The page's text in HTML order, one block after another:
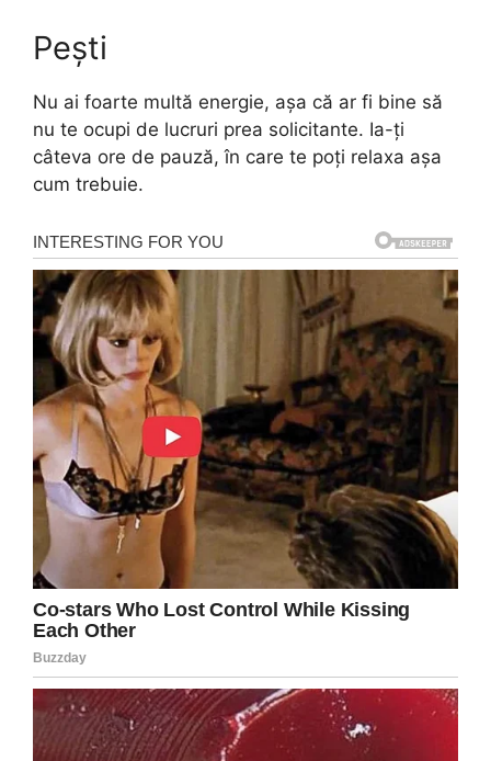
Pești
Nu ai foarte multă energie, așa că ar fi bine să
nu te ocupi de lucruri prea solicitante. Ia-ți
câteva ore de pauză, în care te poți relaxa așa
cum trebuie.